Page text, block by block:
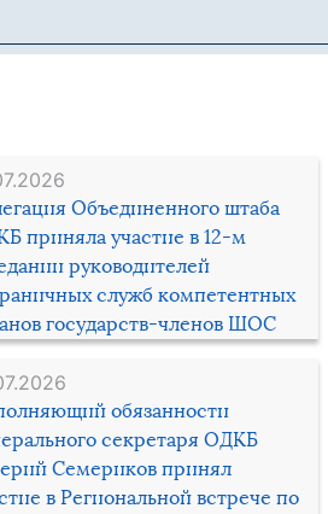
Объединенного штаба
приняла участие в 12-м
руководителей
служб компетентных
государств-членов ШОС
обязанности
секретаря ОДКБ
Семериков принял
в Региональной встрече по